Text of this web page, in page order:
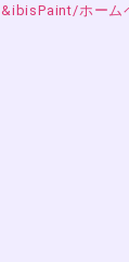
&ibisPaint/ホーム